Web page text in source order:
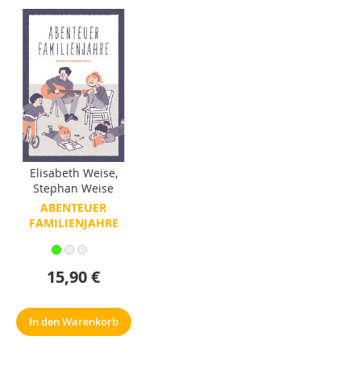
Elisabeth Weise,
Stephan Weise
ABENTEUER
FAMILIENJAHRE
15,90 €
In den Warenkorb